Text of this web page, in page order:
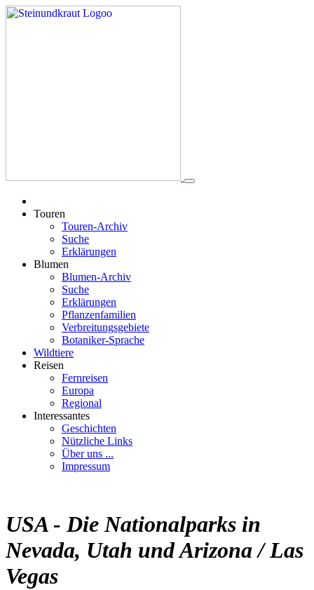
Touren
Touren-Archiv
Suche
Erklärungen
Blumen
Blumen-Archiv
Suche
Erklärungen
Pflanzenfamilien
Verbreitungsgebiete
Botaniker-Sprache
Wildtiere
Reisen
Fernreisen
Europa
Regional
Interessantes
Geschichten
Nützliche Links
Über uns ...
Impressum
USA - Die Nationalparks in
Nevada, Utah und Arizona / Las
Vegas